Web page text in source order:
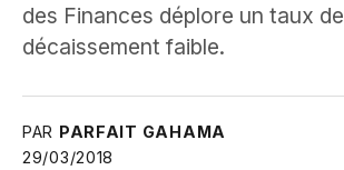
des Finances déplore un taux de
décaissement faible.
PAR PARFAIT GAHAMA
29/03/2018